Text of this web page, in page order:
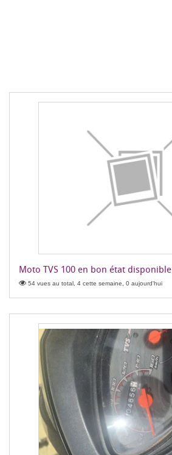
Moto TVS 100 en bon état disponible
54 vues au total, 4 cette semaine, 0 aujourd'hui